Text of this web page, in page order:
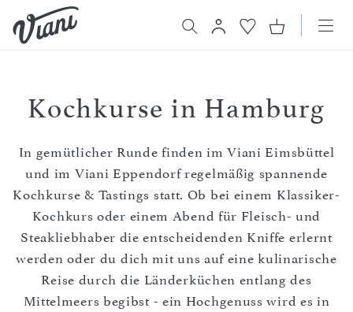
Kochkurse in Hamburg
In gemütlicher Runde finden im Viani Eimsbüttel
und im Viani Eppendorf regelmäßig spannende
Kochkurse & Tastings statt. Ob bei einem Klassiker-
Kochkurs oder einem Abend für Fleisch- und
Steakliebhaber die entscheidenden Kniffe erlernt
werden oder du dich mit uns auf eine kulinarische
Reise durch die Länderküchen entlang des
Mittelmeers begibst - ein Hochgenuss wird es in